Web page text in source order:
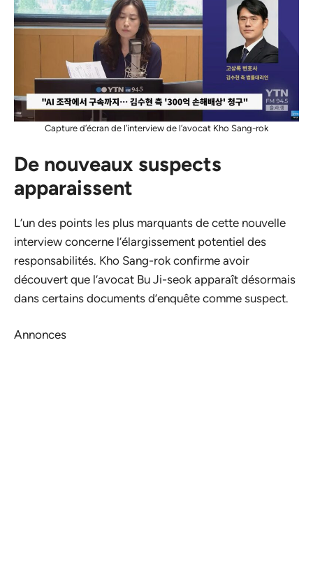
Capture d’écran de l’interview de l’avocat Kho Sang-rok
De nouveaux suspects
apparaissent
L’un des points les plus marquants de cette nouvelle
interview concerne l’élargissement potentiel des
responsabilités. Kho Sang-rok confirme avoir
découvert que l’avocat Bu Ji-seok apparaît désormais
dans certains documents d’enquête comme suspect.
Annonces